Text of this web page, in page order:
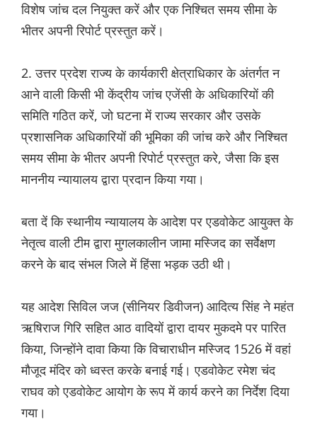
विशेष जांच दल नियुक्त करें और एक निश्चित समय सीमा के
भीतर अपनी रिपोर्ट प्रस्तुत करें।
2. उत्तर प्रदेश राज्य के कार्यकारी क्षेत्राधिकार के अंतर्गत न
आने वाली किसी भी केंद्रीय जांच एजेंसी के अधिकारियों की
समिति गठित करें, जो घटना में राज्य सरकार और उसके
प्रशासनिक अधिकारियों की भूमिका की जांच करे और निश्चित
समय सीमा के भीतर अपनी रिपोर्ट प्रस्तुत करे, जैसा कि इस
माननीय न्यायालय द्वारा प्रदान किया गया।
बता दें कि स्थानीय न्यायालय के आदेश पर एडवोकेट आयुक्त के
नेतृत्व वाली टीम द्वारा मुगलकालीन जामा मस्जिद का सर्वेक्षण
करने के बाद संभल जिले में हिंसा भड़क उठी थी।
यह आदेश सिविल जज (सीनियर डिवीजन) आदित्य सिंह ने महंत
ऋषिराज गिरि सहित आठ वादियों द्वारा दायर मुकदमे पर पारित
किया, जिन्होंने दावा किया कि विचाराधीन मस्जिद 1526 में वहां
मौजूद मंदिर को ध्वस्त करके बनाई गई। एडवोकेट रमेश चंद
राघव को एडवोकेट आयोग के रूप में कार्य करने का निर्देश दिया
गया।